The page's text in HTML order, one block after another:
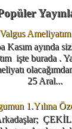
Kasım ayında
işte burada .
25 Aral...
1.Yılına